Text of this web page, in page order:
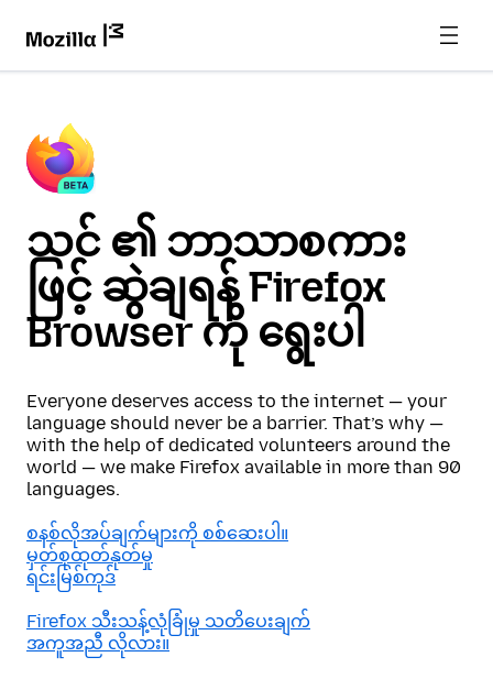
သင် ၏ ဘာသာစကား
ဖြင့် ဆွဲချရန် Firefox
Browser ကို ရွေးပါ
Everyone deserves access to the internet — your
language should never be a barrier. That’s why —
with the help of dedicated volunteers around the
world — we make Firefox available in more than 90
languages.
စနစ်လိုအပ်ချက်များကို စစ်ဆေးပါ။
မှတ်စုထုတ်နုတ်မှု
ရင်းမြစ်ကုဒ်
Firefox သီးသန့်လုံခြုံမှု သတိပေးချက်
အကူအညီ လိုလား။